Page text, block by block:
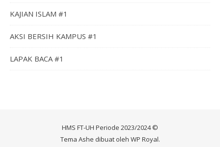
KAJIAN ISLAM #1
AKSI BERSIH KAMPUS #1
LAPAK BACA #1
HMS FT-UH Periode 2023/2024 ©
Tema Ashe dibuat oleh WP Royal.